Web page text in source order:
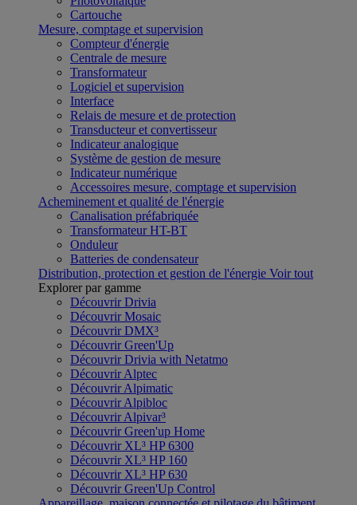
Cartouche
Mesure, comptage et supervision
Compteur d'énergie
Centrale de mesure
Transformateur
Logiciel et supervision
Interface
Relais de mesure et de protection
Transducteur et convertisseur
Indicateur analogique
Système de gestion de mesure
Indicateur numérique
Accessoires mesure, comptage et supervision
Acheminement et qualité de l'énergie
Canalisation préfabriquée
Transformateur HT-BT
Onduleur
Batteries de condensateur
Distribution, protection et gestion de l'énergie Voir tout
Explorer par gamme
Découvrir Drivia
Découvrir Mosaic
Découvrir DMX³
Découvrir Green'Up
Découvrir Drivia with Netatmo
Découvrir Alptec
Découvrir Alpimatic
Découvrir Alpibloc
Découvrir Alpivar³
Découvrir Green'up Home
Découvrir XL³ HP 6300
Découvrir XL³ HP 160
Découvrir XL³ HP 630
Découvrir Green'Up Control